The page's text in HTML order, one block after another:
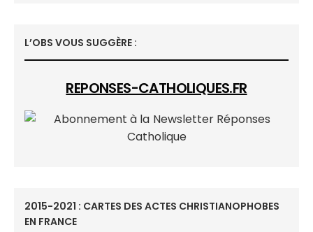
L’OBS VOUS SUGGÈRE :
REPONSES-CATHOLIQUES.FR
2015-2021 : CARTES DES ACTES CHRISTIANOPHOBES
EN FRANCE